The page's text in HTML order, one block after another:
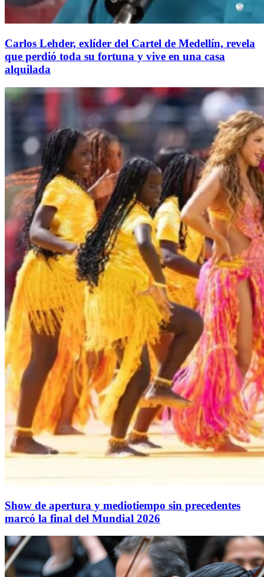
Carlos Lehder, exlíder del Cartel de Medellín, revela
que perdió toda su fortuna y vive en una casa
alquilada
Show de apertura y mediotiempo sin precedentes
marcó la final del Mundial 2026